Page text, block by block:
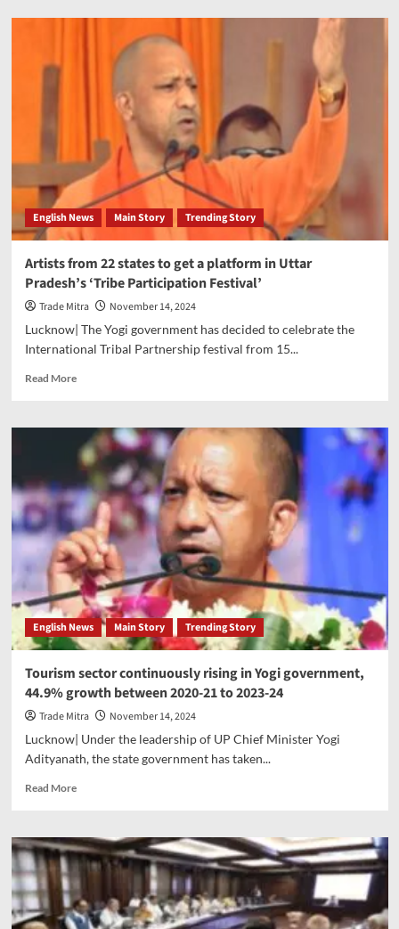
A
commercial
‘First
First
Serve’
for
startups
at
stations
of
NMRC
English News Main Story Trending Story
Artists from 22 states to get a platform in Uttar
Pradesh’s ‘Tribe Participation Festival’
Trade Mitra
November 14, 2024
Lucknow| The Yogi government has decided to celebrate the
International Tribal Partnership festival from 15...
Read MoreRead
Artists
from
22
states
to
get
a
platform
in
Uttar
Pradesh’s
‘Tribe
Participation
Festival’
English News Main Story Trending Story
Tourism sector continuously rising in Yogi government,
44.9% growth between 2020-21 to 2023-24
Trade Mitra
November 14, 2024
Lucknow| Under the leadership of UP Chief Minister Yogi
Adityanath, the state government has taken...
Read MoreRead
Tourism
sector
continuously
rising
in
Yogi